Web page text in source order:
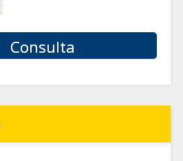
Consulta